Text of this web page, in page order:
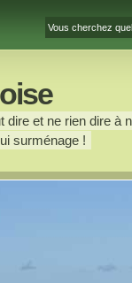
dire et ne rien dire
surménage !